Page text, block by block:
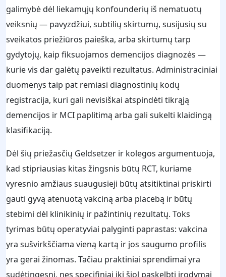
galimybė dėl liekamųjų konfounderių iš nematuotų
veiksnių — pavyzdžiui, subtilių skirtumų, susijusių su
sveikatos priežiūros paieška, arba skirtumų tarp
gydytojų, kaip fiksuojamos demencijos diagnozės —
kurie vis dar galėtų paveikti rezultatus. Administraciniai
duomenys taip pat remiasi diagnostinių kodų
registracija, kuri gali nevisiškai atspindėti tikrąją
demencijos ir MCI paplitimą arba gali sukelti klaidingą
klasifikaciją.
Dėl šių priežasčių Geldsetzer ir kolegos argumentuoja,
kad stipriausias kitas žingsnis būtų RCT, kuriame
vyresnio amžiaus suaugusieji būtų atsitiktinai priskirti
gauti gyvą atenuotą vakciną arba placebą ir būtų
stebimi dėl klinikinių ir pažintinių rezultatų. Toks
tyrimas būtų operatyviai palyginti paprastas: vakcina
yra sušvirkščiama vieną kartą ir jos saugumo profilis
yra gerai žinomas. Tačiau praktiniai sprendimai yra
sudėtingesni, nes specifiniai iki šiol paskelbti įrodymai